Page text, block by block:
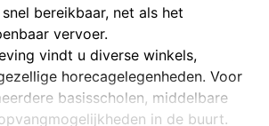
bereikbaar, net als het
vervoer.
vindt u diverse winkels,
horecagelegenheden. Voor
basisscholen, middelbare
in de buurt.